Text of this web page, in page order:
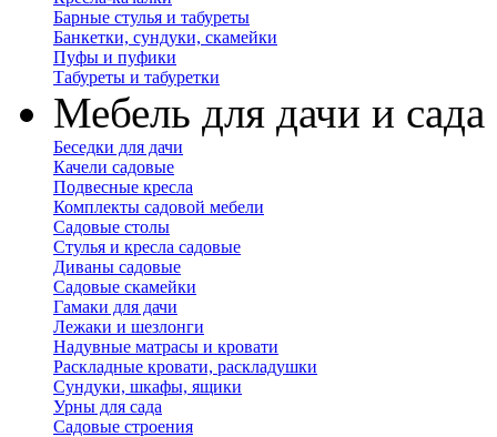
Барные стулья и табуреты
Банкетки, сундуки, скамейки
Пуфы и пуфики
Табуреты и табуретки
Мебель для дачи и сада
Беседки для дачи
Качели садовые
Подвесные кресла
Комплекты садовой мебели
Садовые столы
Стулья и кресла садовые
Диваны садовые
Садовые скамейки
Гамаки для дачи
Лежаки и шезлонги
Надувные матрасы и кровати
Раскладные кровати, раскладушки
Сундуки, шкафы, ящики
Урны для сада
Садовые строения